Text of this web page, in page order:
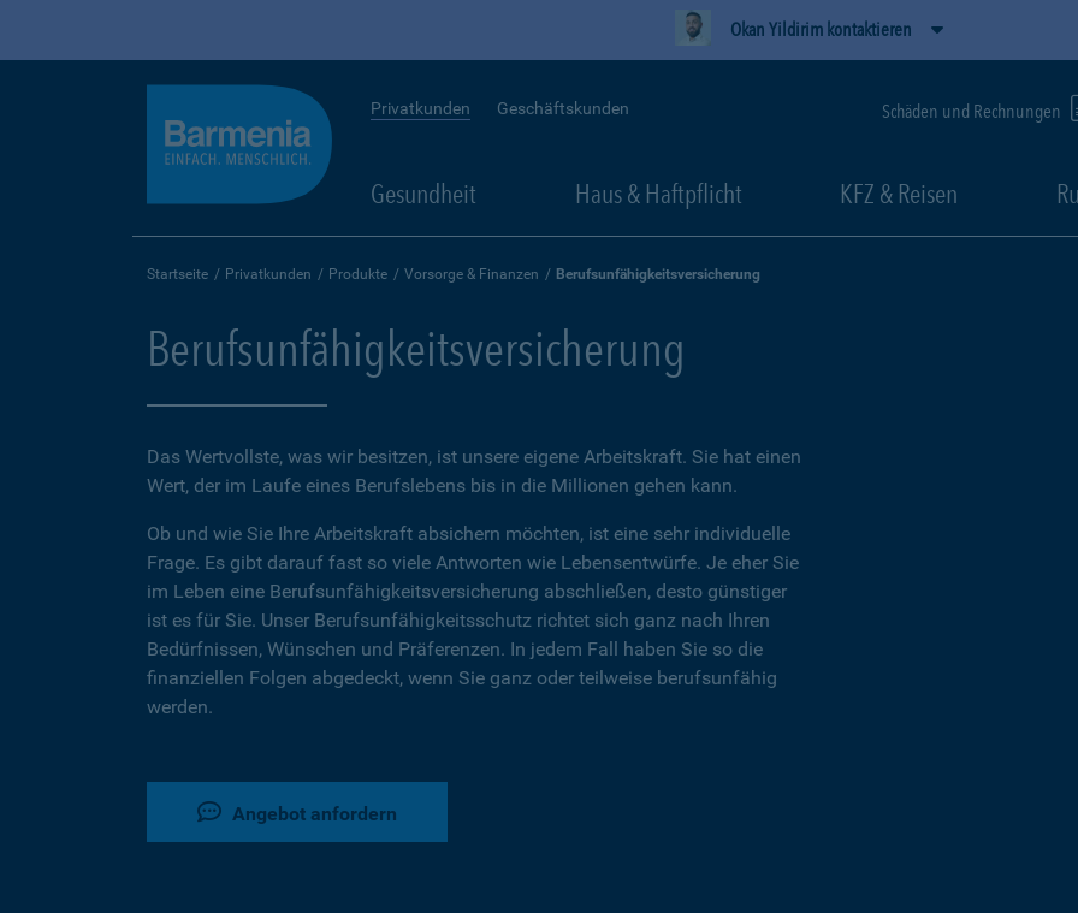
Okan Yildirim kontaktieren
Privatkunden Geschäftskunden Schäden und Rechnungen
Gesundheit Haus & Haftpflicht KFZ & Reisen
Startseite Privatkunden Produkte Vorsorge & Finanzen Berufsunfähigkeitsversicherung
Berufsunfähigkeitsversicherung
Das Wertvollste, was wir besitzen, ist unsere eigene Arbeitskraft. Sie hat einen
Wert, der im Laufe eines Berufslebens bis in die Millionen gehen kann.
Ob und wie Sie Ihre Arbeitskraft absichern möchten, ist eine sehr individuelle
Frage. Es gibt darauf fast so viele Antworten wie Lebensentwürfe. Je eher Sie
im Leben eine Berufsunfähigkeitsversicherung abschließen, desto günstiger
ist es für Sie. Unser Berufsunfähigkeitsschutz richtet sich ganz nach Ihren
Bedürfnissen, Wünschen und Präferenzen. In jedem Fall haben Sie so die
finanziellen Folgen abgedeckt, wenn Sie ganz oder teilweise berufsunfähig
werden.
Angebot anfordern